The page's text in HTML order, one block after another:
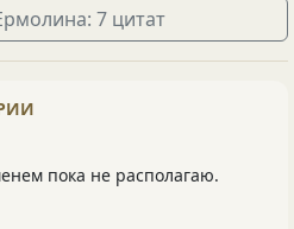
7 цитат
пока не располагаю.